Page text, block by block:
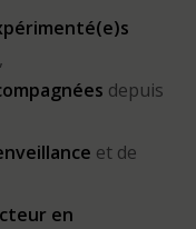
depuis
et de
en